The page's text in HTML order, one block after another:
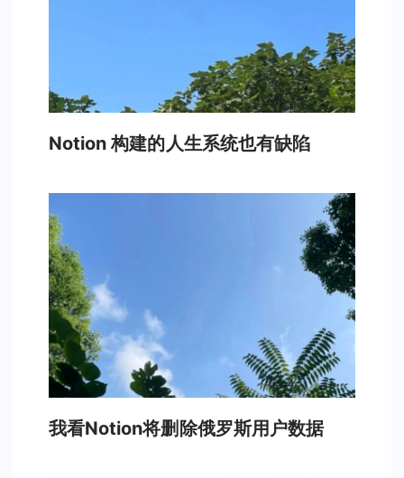
Notion 构建的人生系统也有缺陷
我看Notion将删除俄罗斯用户数据